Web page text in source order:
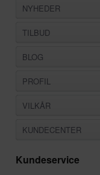
NYHEDER
TILBUD
BLOG
PROFIL
VILKÅR
KUNDECENTER
Kundeservice